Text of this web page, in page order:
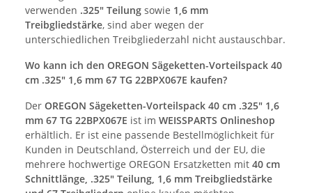
verwenden .325" Teilung sowie 1,6 mm
Treibgliedstärke, sind aber wegen der
unterschiedlichen Treibgliederzahl nicht austauschbar.
Wo kann ich den OREGON Sägeketten-Vorteilspack 40
cm .325" 1,6 mm 67 TG 22BPX067E kaufen?
Der OREGON Sägeketten-Vorteilspack 40 cm .325" 1,6
mm 67 TG 22BPX067E ist im WEISSPARTS Onlineshop
erhältlich. Er ist eine passende Bestellmöglichkeit für
Kunden in Deutschland, Österreich und der EU, die
mehrere hochwertige OREGON Ersatzketten mit 40 cm
Schnittlänge, .325" Teilung, 1,6 mm Treibgliedstärke